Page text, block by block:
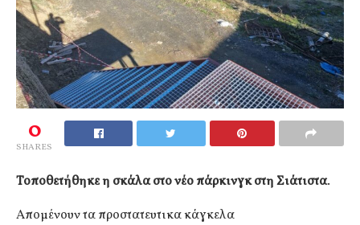
0
SHARES
Τοποθετήθηκε η σκάλα στο νέο πάρκινγκ στη Σιάτιστα.
Απομένουν τα προστατευτικα κάγκελα